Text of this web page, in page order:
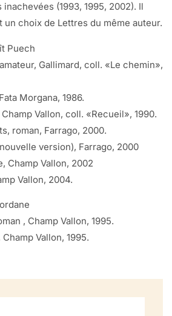
(1993, 1995, 2002). Il
choix de Lettres du même auteur.
Puech
Gallimard, coll. «Le chemin»,
Morgana, 1986.
Vallon, coll. «Recueil», 1990.
roman, Farrago, 2000.
version), Farrago, 2000
Champ Vallon, 2002
Vallon, 2004.
, Champ Vallon, 1995.
Vallon, 1995.